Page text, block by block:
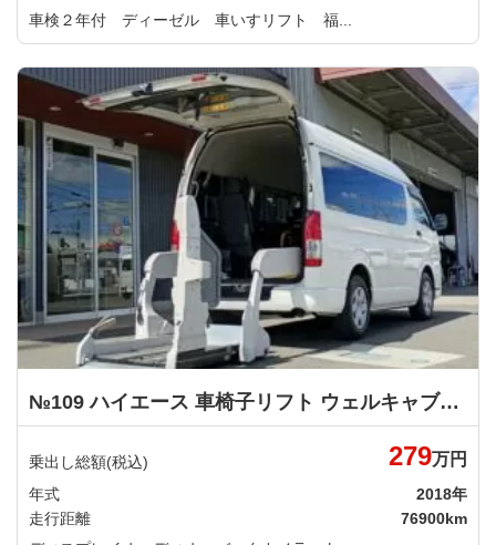
車検２年付 ディーゼル 車いすリフト 福...
№109 ハイエース 車椅子リフト ウェルキャブ 車いす仕様車 Ｂタイプ トヨタ
乗出し総額(税込) 279万円
年式
2018年
走行距離
76900km